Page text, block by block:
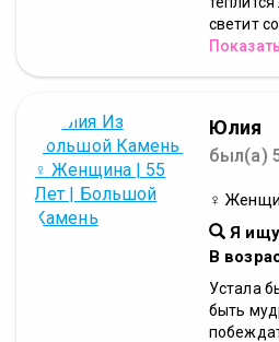
светит
Юлия
был(а)
♀
Я
В
Устала
быть